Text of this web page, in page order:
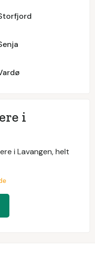
i
i Lavangen, helt